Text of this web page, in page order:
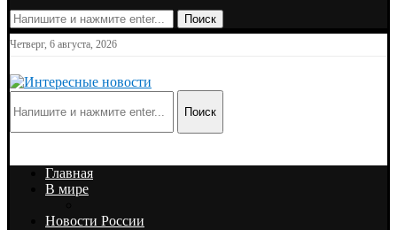
Поиск
Четверг, 6 августа, 2026
Поиск
Главная
В мире
Новости России